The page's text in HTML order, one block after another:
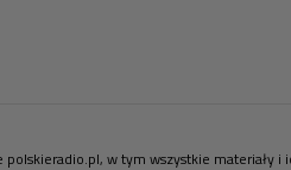
polskieradio.pl, w tym wszystkie